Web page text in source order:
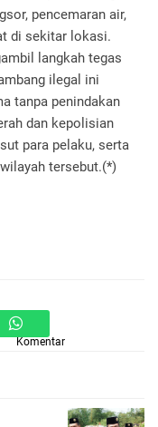
pencemaran air,
di sekitar lokasi.
langkah tegas
ilegal ini
tanpa penindakan
dan kepolisian
para pelaku, serta
tersebut.(*)
Komentar